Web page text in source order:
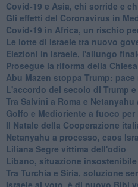
Covid-19 e Asia, chi sorride e
Gli effetti del Coronavirus in
Covid-19 in Africa, un rischio
Le lotte di Israele tra nuovo
Elezioni in Israele, l'allungo
Prosegue la riforma della
Abu Mazen stoppa Trump:
L'accordo del secolo di Trump
Tra Salvini a Roma e Netanyahu
Golfo e Medioriente a fuoco
Il Natale della Cooperazione
Netanyahu a processo, caos
Liliana Segre vittima dell'odio
Libano, situazione insostenibile
Tra Turchia e Siria, soluzione
Israele al voto, è di nuovo Bibi